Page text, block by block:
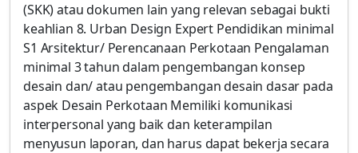
(SKK) atau dokumen lain yang relevan sebagai bukti
keahlian 8. Urban Design Expert Pendidikan minimal
S1 Arsitektur/ Perencanaan Perkotaan Pengalaman
minimal 3 tahun dalam pengembangan konsep
desain dan/ atau pengembangan desain dasar pada
aspek Desain Perkotaan Memiliki komunikasi
interpersonal yang baik dan keterampilan
menyusun laporan, dan harus dapat bekerja secara